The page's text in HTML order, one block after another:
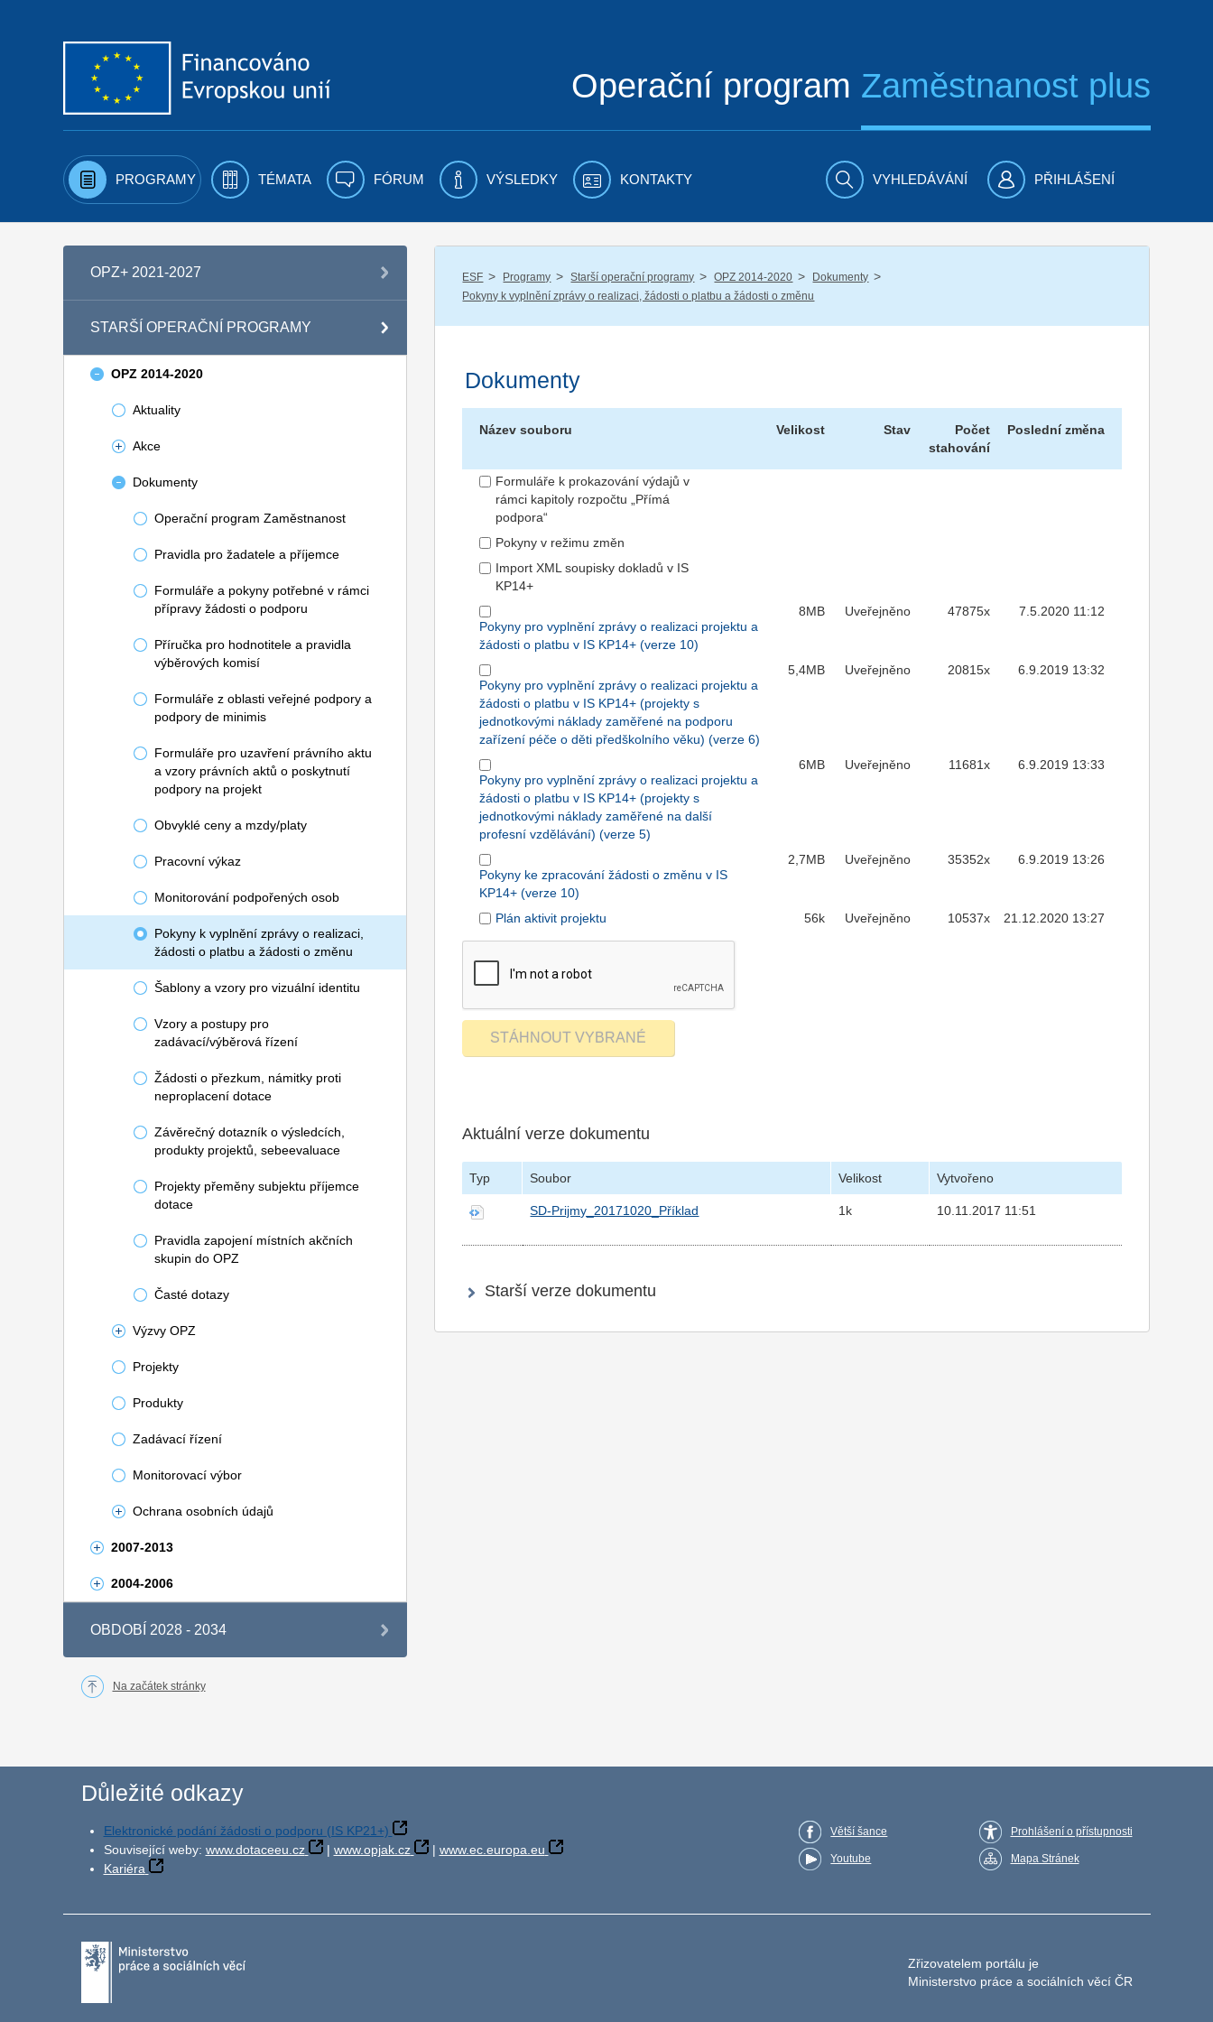
Operační program Zaměstnanost plus
PROGRAMY TÉMATA FÓRUM VÝSLEDKY KONTAKTY VYHLEDÁVÁNÍ PŘIHLÁŠENÍ
OPZ+ 2021-2027
STARŠÍ OPERAČNÍ PROGRAMY
OPZ 2014-2020
Aktuality
Akce
Dokumenty
Operační program Zaměstnanost
Pravidla pro žadatele a příjemce
Formuláře a pokyny potřebné v rámci
přípravy žádosti o podporu
Příručka pro hodnotitele a pravidla
výběrových komisí
Formuláře z oblasti veřejné podpory a
podpory de minimis
Formuláře pro uzavření právního aktu
a vzory právních aktů o poskytnutí
podpory na projekt
Obvyklé ceny a mzdy/platy
Pracovní výkaz
Monitorování podpořených osob
Pokyny k vyplnění zprávy o realizaci,
žádosti o platbu a žádosti o změnu
Šablony a vzory pro vizuální identitu
Vzory a postupy pro
zadávací/výběrová řízení
Žádosti o přezkum, námitky proti
neproplacení dotace
Závěrečný dotazník o výsledcích,
produkty projektů, sebeevaluace
Projekty přeměny subjektu příjemce
dotace
Pravidla zapojení místních akčních
skupin do OPZ
Časté dotazy
Výzvy OPZ
Projekty
Produkty
Zadávací řízení
Monitorovací výbor
Ochrana osobních údajů
2007-2013
2004-2006
OBDOBÍ 2028 - 2034
ESF / Programy / Starší operační programy / OPZ 2014-2020 / Dokumenty /
Pokyny k vyplnění zprávy o realizaci, žádosti o platbu a žádosti o změnu
Dokumenty
Název souboru Velikost Stav
Počet
stahování
Poslední změna
Formuláře k prokazování výdajů v
rámci kapitoly rozpočtu „Přímá
podpora“
Pokyny v režimu změn
Import XML soupisky dokladů v IS
KP14+
Pokyny pro vyplnění zprávy o realizaci projektu a
žádosti o platbu v IS KP14+ (verze 10)
8MB Uveřejněno 47875x 7.5.2020 11:12
Pokyny pro vyplnění zprávy o realizaci projektu a
žádosti o platbu v IS KP14+ (projekty s
jednotkovými náklady zaměřené na podporu
zařízení péče o děti předškolního věku) (verze 6)
5,4MB Uveřejněno 20815x 6.9.2019 13:32
Pokyny pro vyplnění zprávy o realizaci projektu a
žádosti o platbu v IS KP14+ (projekty s
jednotkovými náklady zaměřené na další
profesní vzdělávání) (verze 5)
6MB Uveřejněno 11681x 6.9.2019 13:33
Pokyny ke zpracování žádosti o změnu v IS
KP14+ (verze 10)
2,7MB Uveřejněno 35352x 6.9.2019 13:26
Plán aktivit projektu 56k Uveřejněno 10537x 21.12.2020 13:27
Aktuální verze dokumentu
Typ Soubor Velikost Vytvořeno
SD-Prijmy_20171020_Příklad 1k 10.11.2017 11:51
Starší verze dokumentu
Na začátek stránky
Důležité odkazy
Elektronické podání žádosti o podporu (IS KP21+)
Související weby: www.dotaceeu.cz | www.opjak.cz | www.ec.europa.eu
Kariéra
Větší šance
Youtube
Prohlášení o přístupnosti
Mapa Stránek
Zřizovatelem portálu je
Ministerstvo práce a sociálních věcí ČR